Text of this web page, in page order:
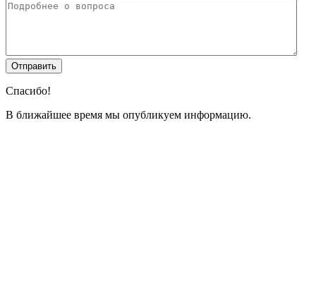
Спасибо!
В ближайшее время мы опубликуем информацию.